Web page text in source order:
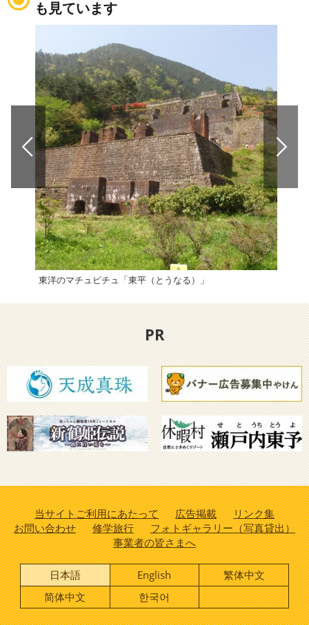
も見ています
東洋のマチュピチュ「東平（とうなる）」
PR
当サイトご利用にあたって 広告掲載
リンク集
お問い合わせ
修学旅行
フォトギャラリー（写真貸出）
事業者の皆さまへ
日本語 English
繁体中文
简体中文
한국어